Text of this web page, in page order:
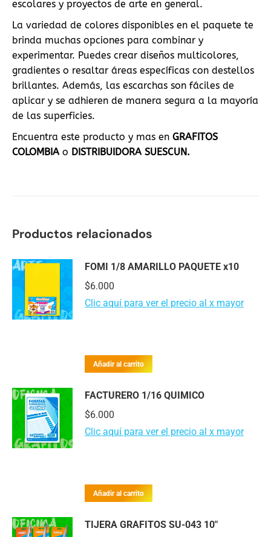
escolares y proyectos de arte en general.
La variedad de colores disponibles en el paquete te
brinda muchas opciones para combinar y
experimentar. Puedes crear diseños multicolores,
gradientes o resaltar áreas específicas con destellos
brillantes. Además, las escarchas son fáciles de
aplicar y se adhieren de manera segura a la mayoría
de las superficies.
Encuentra este producto y mas en GRAFITOS
COLOMBIAo DISTRIBUIDORA SUESCUN.
Productos relacionados
FOMI 1/8 AMARILLO PAQUETE x10
$6.000
Clic aquí para ver el precio al x mayor
Añadir al carrito
FACTURERO 1/16 QUIMICO
$6.000
Clic aquí para ver el precio al x mayor
Añadir al carrito
TIJERA GRAFITOS SU-043 10"